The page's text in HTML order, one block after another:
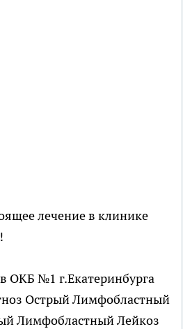
лечение в клинике
в ОКБ №1 г.Екатеринбурга
Острый Лимфобластный
Лимфобластный Лейкоз